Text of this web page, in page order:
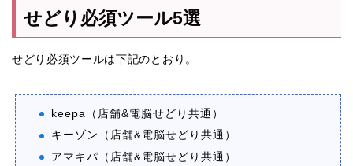
せどり必須ツール5選
せどり必須ツールは下記のとおり。
keepa（店舗&電脳せどり共通）
キーゾン（店舗&電脳せどり共通）
アマキパ（店舗&電脳せどり共通）